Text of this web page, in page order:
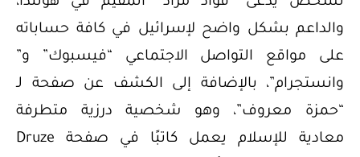
والداعم بشكل واضح لإسرائيل في كافة حساباته
على مواقع التواصل الاجتماعي “فيسبوك” و”
وانستجرام”، بالإضافة إلى الكشف عن صفحة لـ
“حمزة معروف”، وهو شخصية درزية متطرفة
معادية للإسلام يعمل كاتبًا في صفحة Druze